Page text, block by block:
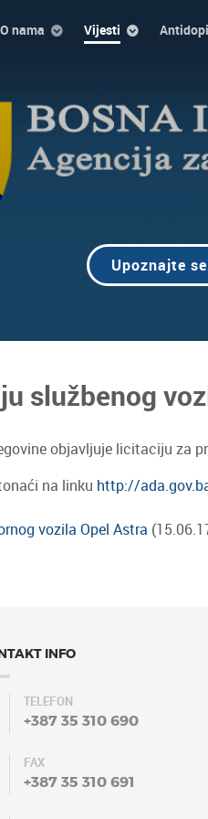
O nama Vijesti
Upoznajte
službenog
objavljuje licitaciju za
na linku http://
vozila Opel Astra
INFO
TELEFON
+387 35 310 690
FAX
+387 35 310 691